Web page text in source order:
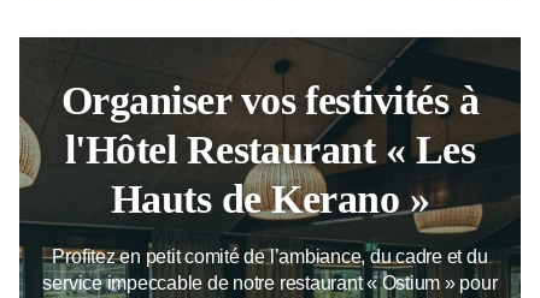
Organiservos festivitésà
l'Hôtel Restaurant « Les
Hauts de Kerano »
Profitez en petit comité de l’ambiance, du cadre et du
service impeccable de notre restaurant « Ostium » pour